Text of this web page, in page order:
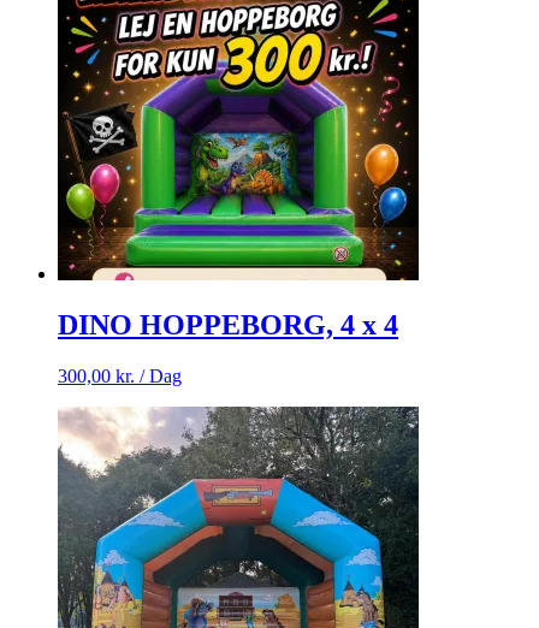
DINO HOPPEBORG, 4 x 4
300,00 kr. / Dag